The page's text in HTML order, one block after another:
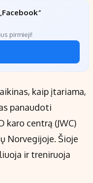
pirmieji!
kaip įtariama,
panaudoti
karo centrą (JWC)
Norvegijoje. Šioje
ir treniruoja